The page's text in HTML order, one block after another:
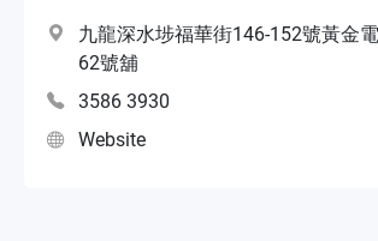
九龍深水埗福華街146-152號黃金
62號舖
3586 3930
Website